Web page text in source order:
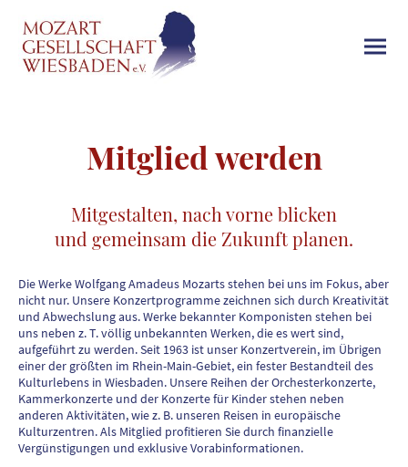
Mitglied werden
Mitgestalten, nach vorne blicken
und gemeinsam die Zukunft planen.
Die Werke Wolfgang Amadeus Mozarts stehen bei uns im Fokus, aber
nicht nur. Unsere Konzertprogramme zeichnen sich durch Kreativität
und Abwechslung aus. Werke bekannter Komponisten stehen bei
uns neben z. T. völlig unbekannten Werken, die es wert sind,
aufgeführt zu werden. Seit 1963 ist unser Konzertverein, im Übrigen
einer der größten im Rhein-Main-Gebiet, ein fester Bestandteil des
Kulturlebens in Wiesbaden. Unsere Reihen der Orchesterkonzerte,
Kammerkonzerte und der Konzerte für Kinder stehen neben
anderen Aktivitäten, wie z. B. unseren Reisen in europäische
Kulturzentren. Als Mitglied profitieren Sie durch finanzielle
Vergünstigungen und exklusive Vorabinformationen.